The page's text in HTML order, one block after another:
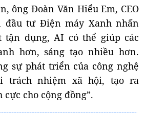
ông Đoàn Văn Hiểu Em, CEO
đầu tư Điện máy Xanh nhấn
tận dụng, AI có thể giúp các
hơn, sáng tạo nhiều hơn.
sự phát triển của công nghệ
trách nhiệm xã hội, tạo ra
cho cộng đồng”.